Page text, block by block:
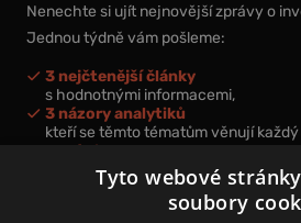
Nenechte si ujít nejnovější zprávy o
Jednou týdně vám pošleme:
3 nejčtenější články
s hodnotnými informacemi,
3 názory analytiků
kteří se těmto tématům věnují každý
nová videa a podcasty
k prohloubení vašich znalostí.
Tyto webové
soubory